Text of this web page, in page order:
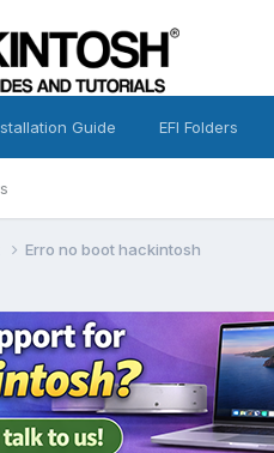
Guide EFI Folders
Erro no boot hackintosh